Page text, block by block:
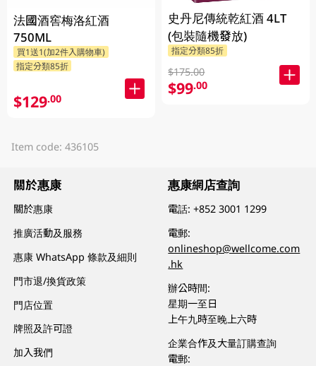
法國酒窖梅洛紅酒
750ML
買1送1(加2件入購物車)
指定分類85折
$129.00
史丹尼傳統乾紅酒 4LT
(包裝隨機發放)
指定分類85折
$175.00
$99.00
Item code: 436105
關於惠康
關於惠康
推廣活動及服務
惠康 WhatsApp 條款及細則
門市退/換貨政策
門店位置
牌照及許可證
加入我們
惠康網店查詢
電話:+852 3001 1299
電郵:
onlineshop@wellcome.com
.hk
辦公時間:
星期一至日
上午九時至晚上六時
企業合作及大量訂購查詢
電郵: